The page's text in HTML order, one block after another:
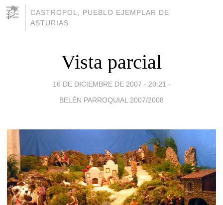
CASTROPOL, PUEBLO EJEMPLAR DE
ASTURIAS
Vista parcial
16 DE DICIEMBRE DE 2007 - 20:21 -
BELÉN PARROQUIAL 2007/2008